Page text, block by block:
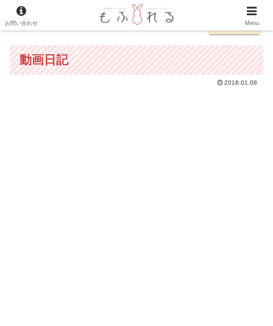
日本語
動画日記
2018.01.08
お問い合わせ Menu